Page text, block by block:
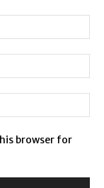
browser for